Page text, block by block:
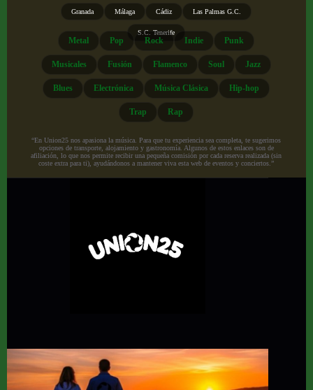
Granada Málaga Cádiz Las Palmas G.C.
S.C. Tenerife
Metal Pop Rock Indie Punk
Musicales Fusión Flamenco Soul Jazz
Blues Electrónica Música Clásica Hip-hop
Trap Rap
“En Union25 nos apasiona la música. Para que tu experiencia sea completa, te sugerimos
opciones de transporte, alojamiento y gastronomía. Algunos de estos enlaces son de
afiliación, lo que nos permite recibir una pequeña comisión por cada reserva realizada (sin
coste extra para ti), ayudándonos a mantener viva esta web de eventos y conciertos.”